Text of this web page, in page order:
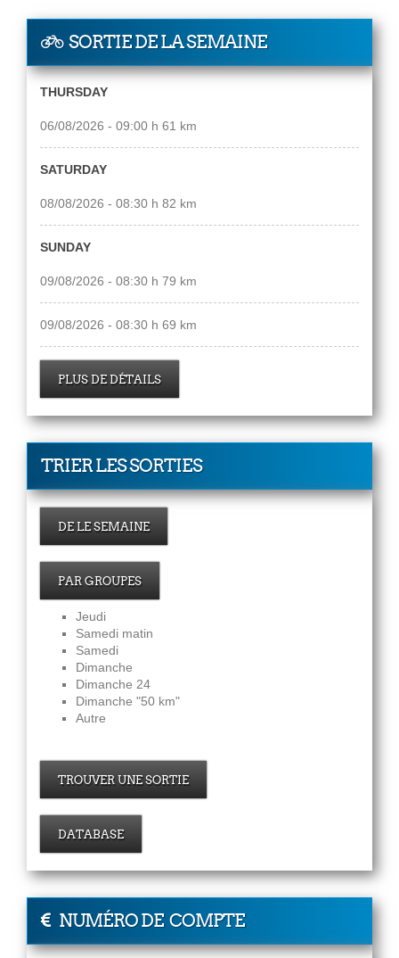
SORTIE DE LA SEMAINE
THURSDAY
06/08/2026 - 09:00 h 61 km
SATURDAY
08/08/2026 - 08:30 h 82 km
SUNDAY
09/08/2026 - 08:30 h 79 km
09/08/2026 - 08:30 h 69 km
PLUS DE DÉTAILS
TRIER LES SORTIES
DE LE SEMAINE
PAR GROUPES
Jeudi
Samedi matin
Samedi
Dimanche
Dimanche 24
Dimanche "50 km"
Autre
TROUVER UNE SORTIE
DATABASE
NUMÉRO DE COMPTE